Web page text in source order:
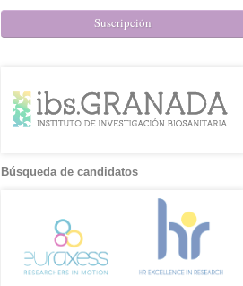
Suscripción
Búsqueda de candidatos